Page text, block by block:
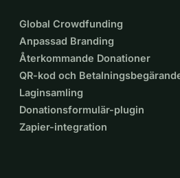
Global Crowdfunding
Anpassad Branding
Återkommande Donationer
QR-kod och
Laginsamling
Donationsformulär-plugin
Zapier-integration